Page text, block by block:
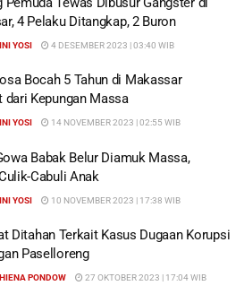
4 Pelaku Ditangkap, 2 Buron
YOSI 4 DESEMBER 2023 | 03:40 WIB
Bocah 5 Tahun di Makassar
dari Kepungan Massa
YOSI 14 NOVEMBER 2023 | 02:55 WIB
Babak Belur Diamuk Massa,
Cabuli Anak
YOSI 10 NOVEMBER 2023 | 17:38 WIB
Ditahan Terkait Kasus Dugaan Korupsi
Paselloreng
PONDOW 27 OKTOBER 2023 | 17:04 WIB